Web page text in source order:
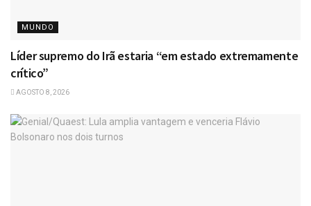
MUNDO
Líder supremo do Irã estaria “em estado extremamente
crítico”
AGOSTO 8, 2026